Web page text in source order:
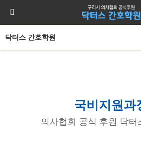
닥터스 간호학원
국비지원과
의사협회 공식 후원 닥터